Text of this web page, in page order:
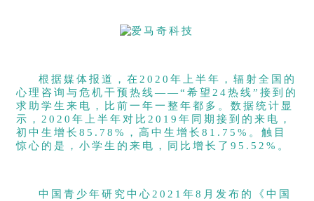
根据媒体报道，在2020年上半年，辐射全国的
心理咨询与危机干预热线——“希望24热线”接到的
求助学生来电，比前一年一整年都多。数据统计显
示，2020年上半年对比2019年同期接到的来电，
初中生增长85.78%，高中生增长81.75%。触目
惊心的是，小学生的来电，同比增长了95.52%。
中国青少年研究中心2021年8月发布的《中国